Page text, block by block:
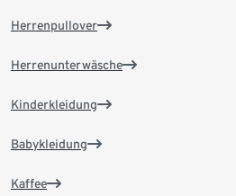
Herrenpullover
Herrenunterwäsche
Kinderkleidung
Babykleidung
Kaffee